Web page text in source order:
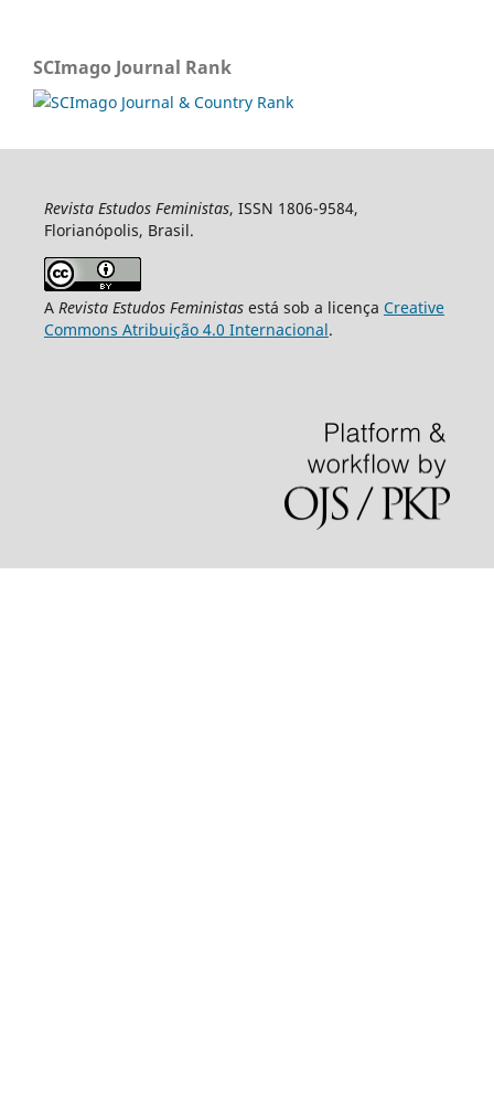
SCImago Journal Rank
Revista Estudos Feministas, ISSN 1806-9584,
Florianópolis, Brasil.
A Revista Estudos Feministasestá sob a licença Creative
Commons Atribuição 4.0 Internacional.